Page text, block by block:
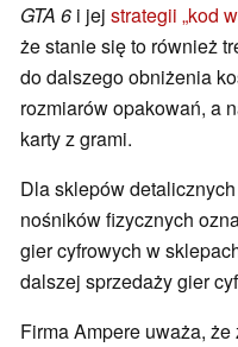
GTA 6 i jej strategii „kod
że stanie się to również
do dalszego obniżenia
rozmiarów opakowań, a
karty z grami.
Dla sklepów
nośników fizycznych
gier cyfrowych w
dalszej sprzedaży gier
Firma Ampere uważa,